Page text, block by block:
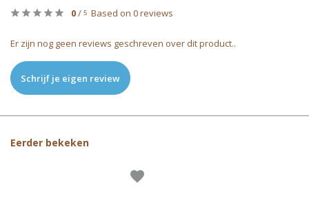
0/ 5 Based on 0 reviews
Er zijn nog geen reviews geschreven over dit product..
Schrijf je eigen review
Eerder bekeken